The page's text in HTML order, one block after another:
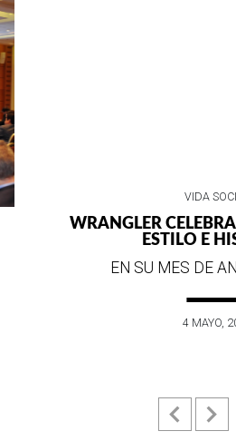
SUS 75 AÑOS DE
DE ANIVERSARIO...